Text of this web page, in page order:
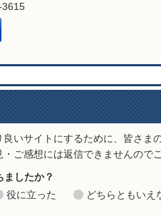
3615
いサイトにするために、皆さま
ご感想には返信できませんので
したか？
役に立った どちらともいえ